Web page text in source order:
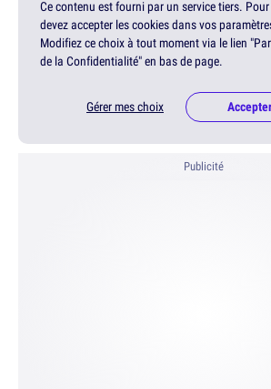
Ce contenu est fourni par un service tiers.
devez accepter les cookies dans vos
Modifiez ce choix à tout moment via le lien
de la Confidentialité" en bas de page.
Gérer mes choix
Publicité